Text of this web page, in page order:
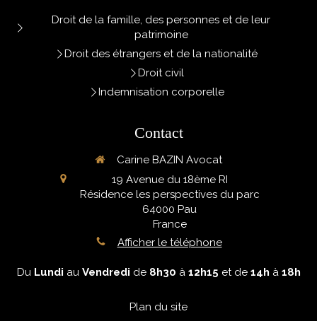
Droit de la famille, des personnes et de leur
patrimoine
Droit des étrangers et de la nationalité
Droit civil
Indemnisation corporelle
Contact
Carine BAZIN Avocat
19 Avenue du 18ème RI
Résidence les perspectives du parc
64000 Pau
France
Afficher le téléphone
Du Lundi au Vendredi de 8h30 à 12h15 et de 14h à 18h
Plan du site